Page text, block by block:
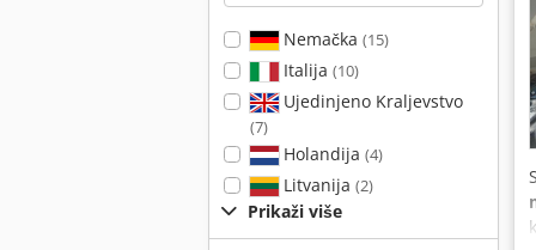
Nemačka (15)
Italija (10)
Ujedinjeno Kraljevstvo
(7)
Holandija (4)
Litvanija (2)
Prikaži više